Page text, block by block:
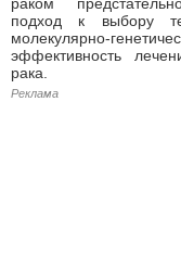
подход к выбору
молекулярно-
эффективность
рака.
Реклама